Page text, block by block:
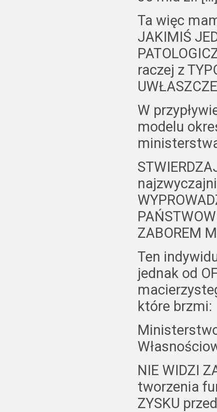
Ta więc
JAKIMIŚ
raczej z
W
modelu
ZABOREM
Ten
jednak od
które brzmi:
NIE WIDZI
tworzenia
ZYSKU